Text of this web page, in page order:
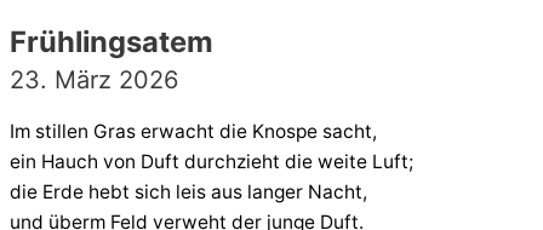
Frühlingsatem
23. März 2026
Im stillen Gras erwacht die Knospe sacht,
ein Hauch von Duft durchzieht die weite Luft;
die Erde hebt sich leis aus langer Nacht,
und überm Feld verweht der junge Duft.